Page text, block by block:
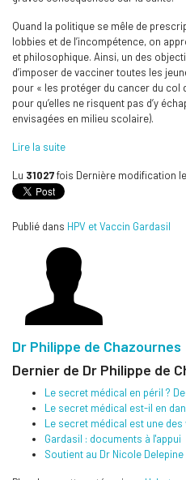
Quand la politique se mêle de
lobbies et de l’incompétence, on
et philosophique. Ainsi, un des
d’imposer de vacciner toutes les
pour « les protéger du cancer du col
pour qu’elles ne risquent pas d’y
envisagées en milieu scolaire).
Lire la suite
Lu 31027fois Dernière modification
Publié dans HPV et Vaccin Gardasil
Dr Philippe de Chazournes
Dernier de Dr Philippe de
Le secret médical en péril ?
Le secret médical est-il en
Le secret médical est une
Gardasil : documents à l'appui
Soutient au Dr Nicole Delepine